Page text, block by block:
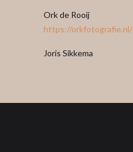
Ork de Rooij
https://orkfotografie.nl/
Joris Sikkema